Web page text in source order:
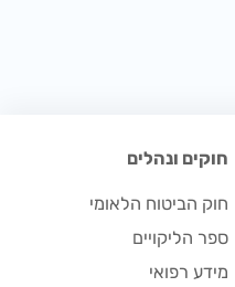
חוקים ונהלים
חוק הביטוח הלאומי
ספר הליקויים
מידע רפואי